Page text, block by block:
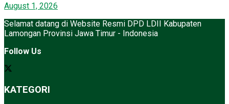
August 1, 2026
Selamat datang di Website Resmi DPD LDII Kabupaten
Lamongan Provinsi Jawa Timur - Indonesia
Follow Us
KATEGORI